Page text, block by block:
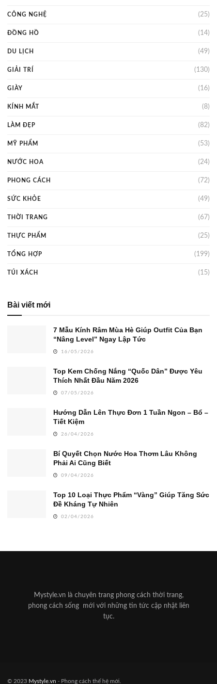
CÔNG NGHỆ (25)
ĐỒNG HỒ (14)
DU LỊCH (49)
GIẢI TRÍ (130)
GIÀY (16)
KÍNH MẮT (8)
LÀM ĐẸP (82)
MỸ PHẨM (53)
NƯỚC HOA (24)
PHONG CÁCH (72)
SỨC KHỎE (49)
THỜI TRANG (67)
THỰC PHẨM (25)
TỔNG HỢP (199)
TÚI XÁCH (15)
Bài viết mới
7 Mẫu Kính Râm Mùa Hè Giúp Outfit Của Bạn
“Nâng Level” Ngay Lập Tức
16/05/2026
Top Kem Chống Nắng “Quốc Dân” Được Yêu
Thích Nhất Đầu Năm 2026
07/05/2026
Hướng Dẫn Lên Thực Đơn 1 Tuần Ngon – Bổ –
Tiết Kiệm
26/04/2026
Bí Quyết Chọn Nước Hoa Thơm Lâu Không
Phải Ai Cũng Biết
09/04/2026
Top 10 Loại Thực Phẩm “Vàng” Giúp Tăng Sức
Đề Kháng Tự Nhiên
02/04/2026
Mystyle.vn là chuyên trang phong cách thời trang,
phong cách sống mới với những tin tức cập nhật liên
tục.
© 2023 Mystyle.vn - Phong cách thế hệ mới.